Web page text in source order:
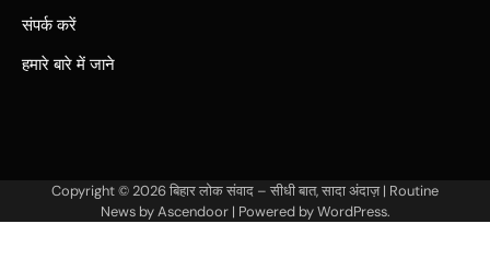
संपर्क करें
हमारे बारे में जाने
Copyright © 2026बिहार लोक संवाद – सीधी बात, सादा अंदाज़| Routine
News byAscendoor| Powered byWordPress.